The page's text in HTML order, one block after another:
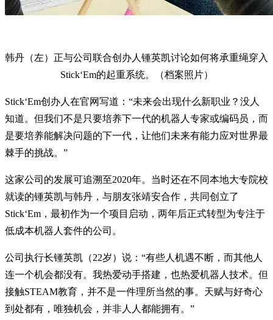
韩丹（左）正与公司联合创办人锺英凯讨论如何将承重绳穿入
Stick‘Em的起重系统。（档案照片）
Stick‘Em创办人在官网写道：“未来会出现什么新职业？没人
知道。但我们不是只要培养下一代的机器人专家或编码员，而
是要培养能解决问题的下一代，让他们未来有能力应对世界最
棘手的挑战。”
这家公司的发展可追溯至2020年。当时还在不同本地大专院校
就读的锺英凯与韩丹，与朋友张靖安合作，共同创立了
Stick‘Em，最初作为一个项目启动，两年后正式转型为专注于
低成本机器人套件的公司。
公司执行长锺英凯（22岁）说：“有些人机遇不断，而其他人
连一个机会都没有。我热爱动手搭建，也热爱机器人技术。但
接触STEAM教育，并不是一件理所当然的事。天赋与好奇心
到处都有，唯独机会，并非人人都能拥有。”